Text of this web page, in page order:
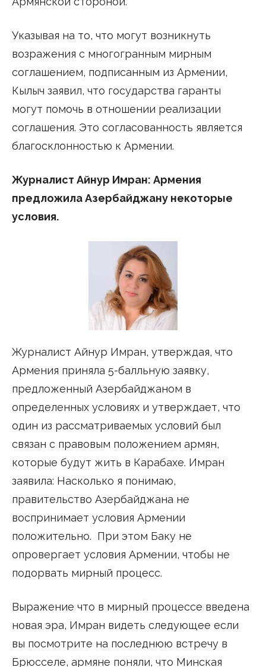
Указывая на то, что могут возникнуть
возражения с многогранным мирным
соглашением, подписанным из Армении,
Кылыч заявил, что государства гаранты
могут помочь в отношении реализации
соглашения. Это согласованность является
благосклонностью к Армении.
Журналист Айнур Имран: Армения
предложила Азербайджану некоторые
условия.
Журналист Айнур Имран, утверждая, что
Армения приняла 5-балльную заявку,
предложенный Азербайджаном в
определенных условиях и утверждает, что
один из рассматриваемых условий был
связан с правовым положением армян,
которые будут жить в Карабахе. Имран
заявила: Насколько я понимаю,
правительство Азербайджана не
воспринимает условия Армении
положительно. При этом Баку не
опровергает условия Армении, чтобы не
подорвать мирный процесс.
Выражение что в мирный процессе введена
новая эра, Имран видеть следующее если
вы посмотрите на последнюю встречу в
Брюсселе, армяне поняли, что Минская